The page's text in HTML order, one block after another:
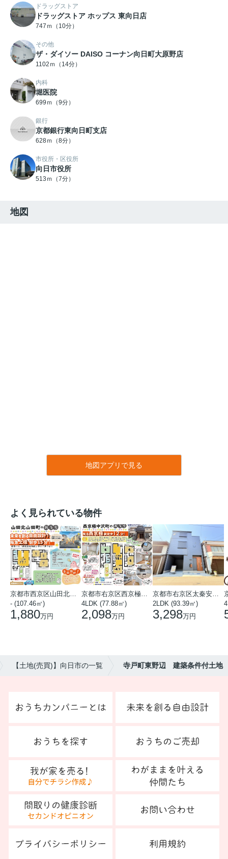
ドラッグストア
ドラッグストア ホップス 東向日店
747ｍ（10分）
その他
ザ・ダイソー DAISO コーナン向日町大原野店
1102ｍ（14分）
内科
堀医院
699ｍ（9分）
銀行
京都銀行東向日町支店
628ｍ（8分）
市役所・区役所
向日市役所
513ｍ（7分）
地図
地図アプリで見る
よく見られている物件
- (107.46㎡)
1,880万円
4LDK (77.88㎡)
2,098万円
2LDK (93.39㎡)
3,298万円
【土地(売買)】向日市の一覧 寺戸町東野辺 建築条件付土地